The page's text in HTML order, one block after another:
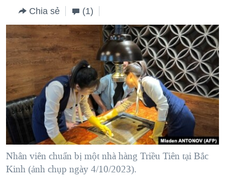
hướng
chính
Đi
tới
"Tìm"
MỤC
TỰ DO BÁO CHÍ
VẠCH TRẦN TIN GIẢ
NGƯỜI VIỆT HẢI NGOẠI
ĐỜI SỐNG
KINH TẾ
KHOA HỌC
SỨC KHOẺ
VĂN HOÁ
THỂ THAO
CHUYÊN ĐỀ
CHIẾN TRANH THƯƠNG MẠI CỦA MỸ: QUÁ KHỨ VÀ HIỆN
HÀNH TRÌNH BẦU CỬ 2024
MỘT NĂM CHIẾN TRANH TẠI DẢI GAZA
GIẢI MÃ VÀNH ĐAI & CON ĐƯỜNG
NGÀY TỊ NẠN THẾ GIỚI
GROUND ZERO – XƯA VÀ NAY
HỌC TIẾNG ANH
VIDEO
NGHE
MẠNG XÃ HỘI
Ngôn ngữ khác
Chia sẻ (1)
Nhân viên chuẩn bị một nhà hàng Triều Tiên tại Bắc
Kinh (ảnh chụp ngày 4/10/2023).